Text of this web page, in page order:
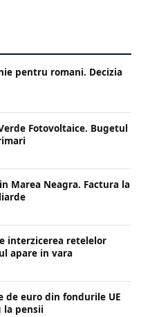
pentru romani. Decizia
Fotovoltaice. Bugetul
Marea Neagra. Factura la
interzicerea retelelor
apare in vara
de euro din fondurile UE
la pensii